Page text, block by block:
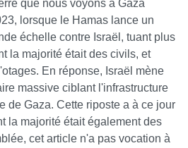
que nous voyons à Gaza
lorsque le Hamas lance un
échelle contre Israël, tuant plus
la majorité était des civils, et
En réponse, Israël mène
massive ciblant l'infrastructure
de Gaza. Cette riposte a à ce jour
la majorité était également des
cet article n'a pas vocation à